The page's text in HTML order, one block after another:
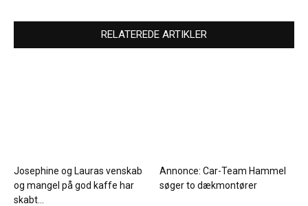
RELATEREDE ARTIKLER
Josephine og Lauras venskab
og mangel på god kaffe har
skabt...
Annonce: Car-Team Hammel
søger to dækmontører